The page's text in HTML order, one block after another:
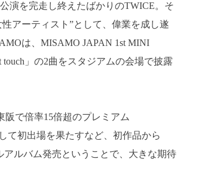
演を完走し終えたばかりのTWICE。そ
アーティスト”として、偉業を成し遂
は、MISAMO JAPAN 1st MINI
」の2曲をスタジアムの会場で披露
阪で倍率15倍超のプレミアム
て初出場を果たすなど、初作品から
ルバム発売ということで、大きな期待